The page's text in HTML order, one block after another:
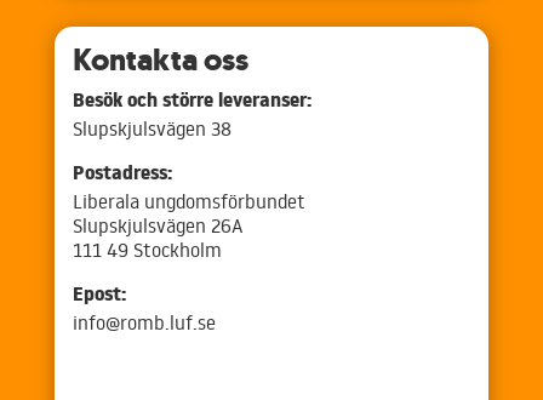
Kontakta oss
Besök och större leveranser:
Slupskjulsvägen 38
Postadress:
Liberala ungdomsförbundet
Slupskjulsvägen 26A
111 49 Stockholm
Epost:
info@romb.luf.se